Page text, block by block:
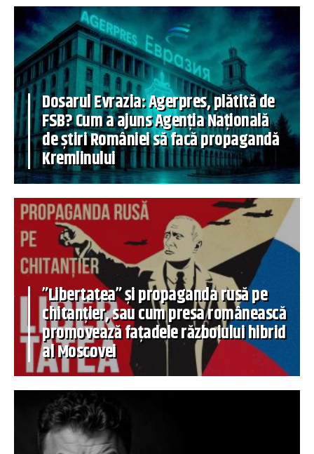
Dosarul Evrazia: Agerpres, plătită de
FSB? Cum a ajuns Agenția Națională
de știri României să facă propagandă
Kremlinului
”Libertatea” și propaganda rusă pe
chitanțier, sau cum presa românească
promovează fațadele războiului hibrid
al Moscovei